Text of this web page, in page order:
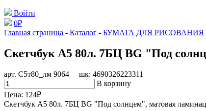
Войти
0₽
Главная страница - Каталог - БУМАГА ДЛЯ РИСОВАНИЯ
Скетчбук А5 80л. 7БЦ BG "Под
арт. С5т80_лм 9064 шк: 4690326223311
В корзину
Цена: 124₽
Скетчбук А5 80л. 7БЦ BG "Под солнцем", матовая